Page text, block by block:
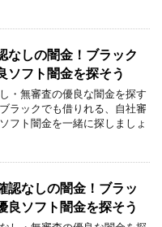
なしの闇金！ブラック
ソフト闇金を探そう
・無審査の優良な闇金を探す
ラックでも借りれる、自社審
フト闇金を一緒に探しましょ
認なしの闇金！ブラッ
良ソフト闇金を探そう